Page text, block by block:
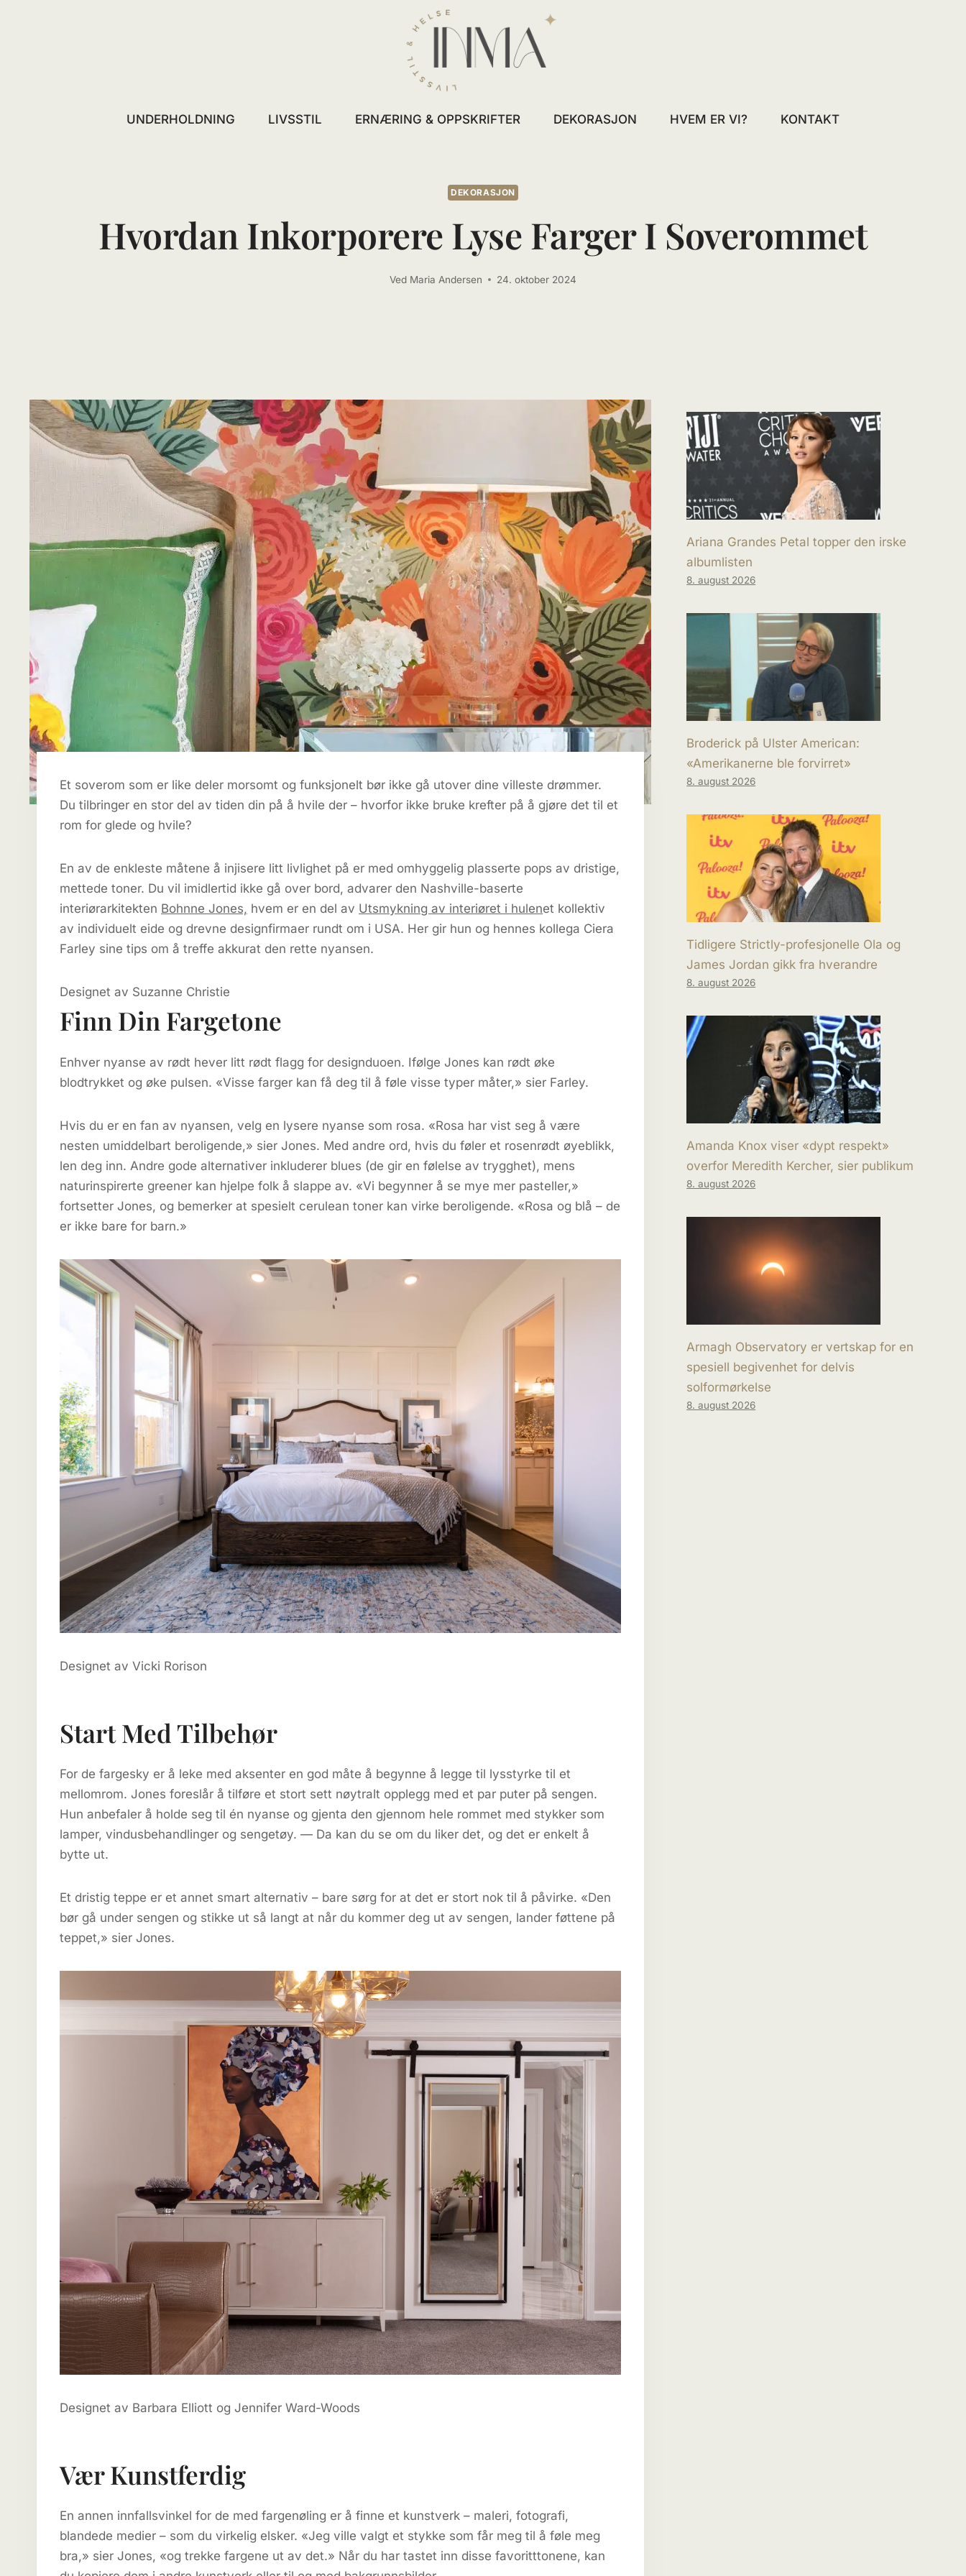
UNDERHOLDNING LIVSSTIL ERNÆRING & OPPSKRIFTER DEKORASJON HVEM ER VI? KONTAKT
DEKORASJON
Hvordan Inkorporere Lyse Farger I Soverommet
Ved Maria Andersen 24. oktober 2024
Et soverom som er like deler morsomt og funksjonelt bør ikke gå utover dine villeste drømmer.
Du tilbringer en stor del av tiden din på å hvile der – hvorfor ikke bruke krefter på å gjøre det til et
rom for glede og hvile?
En av de enkleste måtene å injisere litt livlighet på er med omhyggelig plasserte pops av dristige,
mettede toner. Du vil imidlertid ikke gå over bord, advarer den Nashville-baserte
interiørarkitekten Bohnne Jones, hvem er en del av Utsmykning av interiøret i hulenet kollektiv
av individuelt eide og drevne designfirmaer rundt om i USA. Her gir hun og hennes kollega Ciera
Farley sine tips om å treffe akkurat den rette nyansen.
Designet av Suzanne Christie
Finn Din Fargetone
Enhver nyanse av rødt hever litt rødt flagg for designduoen. Ifølge Jones kan rødt øke
blodtrykket og øke pulsen. «Visse farger kan få deg til å føle visse typer måter,» sier Farley.
Hvis du er en fan av nyansen, velg en lysere nyanse som rosa. «Rosa har vist seg å være
nesten umiddelbart beroligende,» sier Jones. Med andre ord, hvis du føler et rosenrødt øyeblikk,
len deg inn. Andre gode alternativer inkluderer blues (de gir en følelse av trygghet), mens
naturinspirerte greener kan hjelpe folk å slappe av. «Vi begynner å se mye mer pasteller,»
fortsetter Jones, og bemerker at spesielt cerulean toner kan virke beroligende. «Rosa og blå – de
er ikke bare for barn.»
Designet av Vicki Rorison
Start Med Tilbehør
For de fargesky er å leke med aksenter en god måte å begynne å legge til lysstyrke til et
mellomrom. Jones foreslår å tilføre et stort sett nøytralt opplegg med et par puter på sengen.
Hun anbefaler å holde seg til én nyanse og gjenta den gjennom hele rommet med stykker som
lamper, vindusbehandlinger og sengetøy. — Da kan du se om du liker det, og det er enkelt å
bytte ut.
Et dristig teppe er et annet smart alternativ – bare sørg for at det er stort nok til å påvirke. «Den
bør gå under sengen og stikke ut så langt at når du kommer deg ut av sengen, lander føttene på
teppet,» sier Jones.
Designet av Barbara Elliott og Jennifer Ward-Woods
Vær Kunstferdig
En annen innfallsvinkel for de med fargenøling er å finne et kunstverk – maleri, fotografi,
blandede medier – som du virkelig elsker. «Jeg ville valgt et stykke som får meg til å føle meg
bra,» sier Jones, «og trekke fargene ut av det.» Når du har tastet inn disse favoritttonene, kan
Ariana Grandes Petal topper den irske
albumlisten
8. august 2026
Broderick på Ulster American:
«Amerikanerne ble forvirret»
8. august 2026
Tidligere Strictly-profesjonelle Ola og
James Jordan gikk fra hverandre
8. august 2026
Amanda Knox viser «dypt respekt»
overfor Meredith Kercher, sier publikum
8. august 2026
Armagh Observatory er vertskap for en
spesiell begivenhet for delvis
solformørkelse
8. august 2026